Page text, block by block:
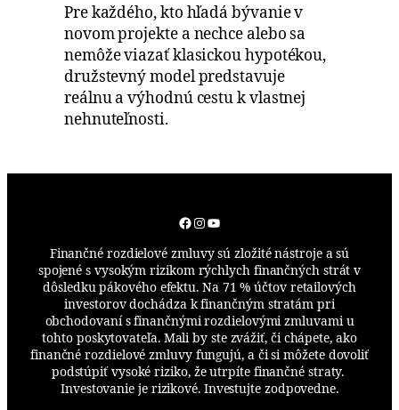
Pre každého, kto hľadá bývanie v
novom projekte a nechce alebo sa
nemôže viazať klasickou hypotékou,
družstevný model predstavuje
reálnu a výhodnú cestu k vlastnej
nehnuteľnosti.
Facebook
Instagram
YouTube
Finančné rozdielové zmluvy sú zložité nástroje a sú
spojené s vysokým rizikom rýchlych finančných strát v
dôsledku pákového efektu. Na 71 % účtov retailových
investorov dochádza k finančným stratám pri
obchodovaní s finančnými rozdielovými zmluvami u
tohto poskytovateľa. Mali by ste zvážiť, či chápete, ako
finančné rozdielové zmluvy fungujú, a či si môžete dovoliť
podstúpiť vysoké riziko, že utrpíte finančné straty.
Investovanie je rizikové. Investujte zodpovedne.